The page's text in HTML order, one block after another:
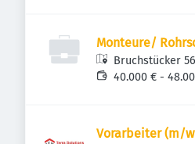
Monteure/
Bruchstücker
Deutschland
40.000 € -
Vorarbeiter (m/